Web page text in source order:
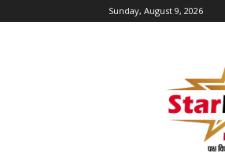
Sunday, August 9, 2026